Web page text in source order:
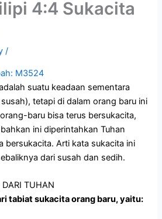
4:4 Sukacita
/
M3524
suatu keadaan sementara
tetapi di dalam orang baru ini
baru bisa terus bersukacita,
bahkan ini diperintahkan Tuhan
bersukacita. Arti kata sukacita ini
dari susah dan sedih.
TUHAN
tabiat sukacita orang baru, yaitu: